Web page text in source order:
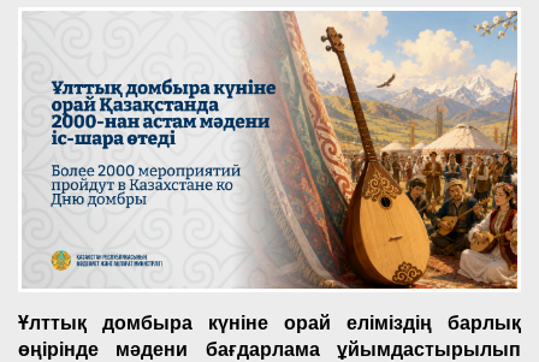
Ұлттық домбыра күніне орай еліміздің барлық
өңірінде мәдени бағдарлама ұйымдастырылып